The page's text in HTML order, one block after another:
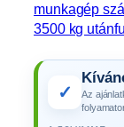
munkagép
3500 kg
✓
Az